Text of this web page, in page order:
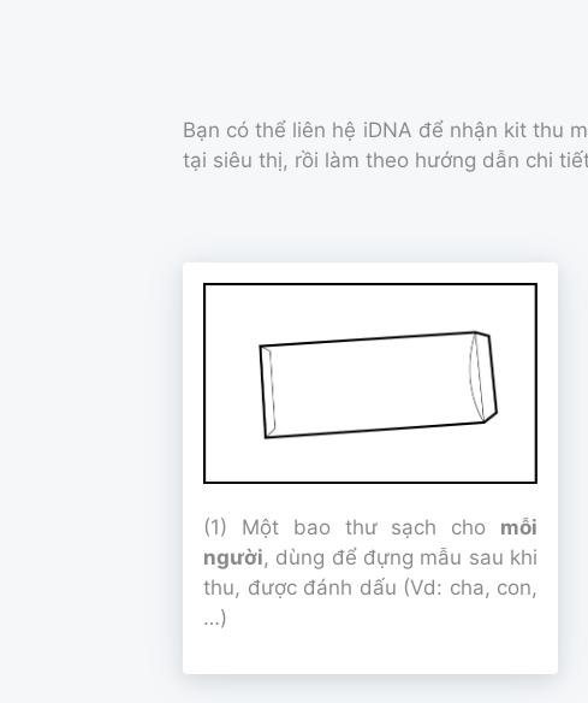
Bạn có thể liên hệ iDNA để nhận kit thu
tại siêu thị, rồi làm theo hướng dẫn chi
(1) Một bao thư sạch cho mỗi
người, dùng để đựng mẫu sau khi
thu, được đánh dấu (Vd: cha, con,
…)